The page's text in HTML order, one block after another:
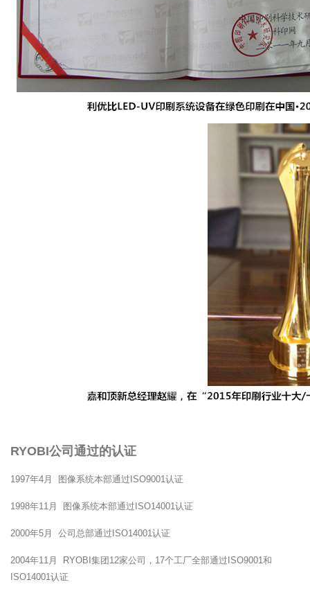
RYOBI公司通过的认证
1997年4月 图像系统本部通过ISO9001认证
1998年11月 图像系统本部通过ISO14001认证
2000年5月 公司总部通过ISO14001认证
2004年11月 RYOBI集团12家公司，17个工厂全部通过ISO9001和
ISO14001认证